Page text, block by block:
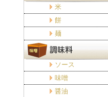
米
餅
麺
ソース
味噌
醤油